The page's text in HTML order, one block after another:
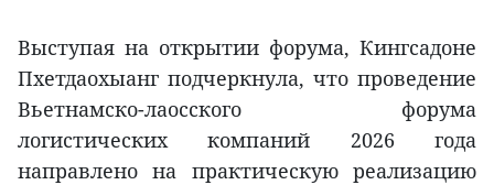
Выступая на открытии форума, Кингсадоне
Пхетдаохыанг подчеркнула, что проведение
Вьетнамско-лаосского форума
логистических компаний 2026 года
направлено на практическую реализацию